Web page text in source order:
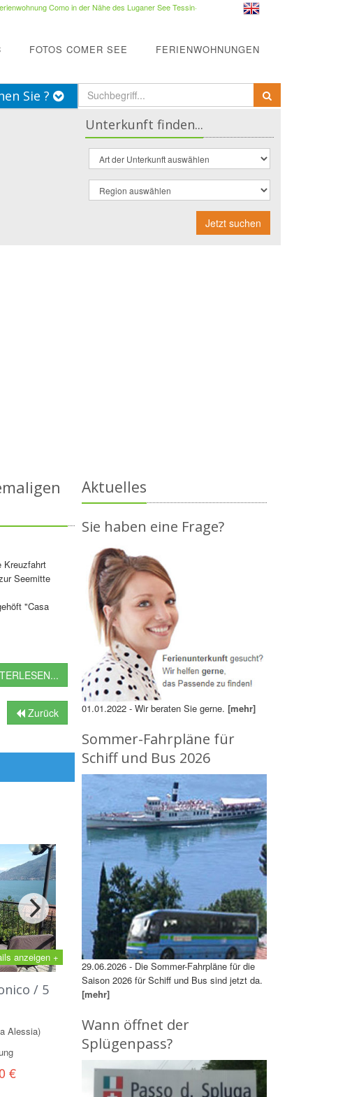
Como in der Nähe des Luganer See Tessin·
FOTOS COMER SEE FERIENWOHNUNGEN
Sie ?
Unterkunft finden...
Jetzt suchen
Kreuzfahrt
Seemitte
"Casa
Zurück
anzeigen +
/ 5
Alessia)
€
Aktuelles
Sie haben eine Frage?
01.01.2022 - Wir beraten Sie gerne. [mehr]
Sommer-Fahrpläne für
Schiff und Bus 2026
29.06.2026 - Die Sommer-Fahrpläne für die
Saison 2026 für Schiff und Bus sind jetzt da.
[mehr]
Wann öffnet der
Splügenpass?